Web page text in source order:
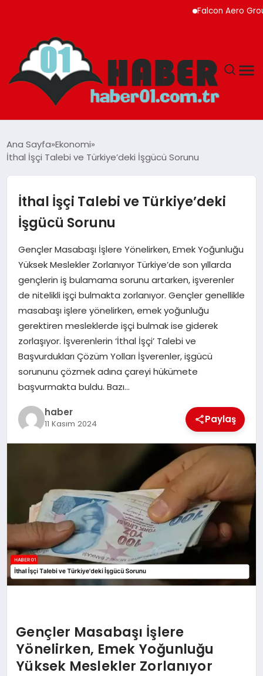
Falcon Aero Group,
ADANA
YAŞAM
GÜNDEM
MAGAZIN
EĞITIM
TEKNOLOJI
Ana Sayfa Ekonomi
İthal İşçi Talebi ve Türkiye’deki İşgücü Sorunu
İthal İşçi Talebi ve Türkiye’deki
İşgücü Sorunu
Gençler Masabaşı İşlere Yönelirken, Emek Yoğunluğu
Yüksek Meslekler Zorlanıyor Türkiye’de son yıllarda
gençlerin iş bulamama sorunu artarken, işverenler
de nitelikli işçi bulmakta zorlanıyor. Gençler genellikle
masabaşı işlere yönelirken, emek yoğunluğu
gerektiren mesleklerde işçi bulmak ise giderek
zorlaşıyor. İşverenlerin ‘İthal İşçi’ Talebi ve
Başvurdukları Çözüm Yolları İşverenler, işgücü
sorununu çözmek adına çareyi hükümete
başvurmakta buldu. Bazı…
haber
11 Kasım 2024 Paylaş
Gençler Masabaşı İşlere
Yönelirken, Emek Yoğunluğu
Yüksek Meslekler Zorlanıyor